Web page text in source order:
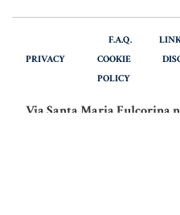
F.A.Q.
PRIVACY
COOKIE
POLICY
Via Santa Maria Fulcorina